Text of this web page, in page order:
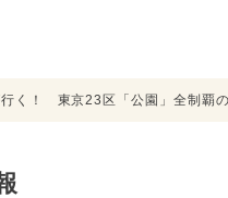
く！ 東京23区「公園」全制覇